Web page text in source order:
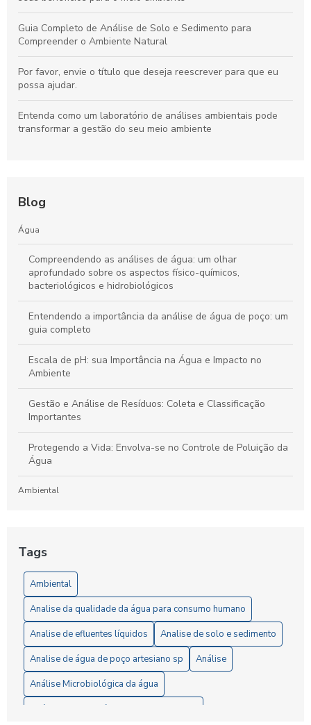
Guia Completo de Análise de Solo e Sedimento para
Compreender o Ambiente Natural
Por favor, envie o título que deseja reescrever para que eu
possa ajudar.
Entenda como um laboratório de análises ambientais pode
transformar a gestão do seu meio ambiente
Blog
Água
Compreendendo as análises de água: um olhar
aprofundado sobre os aspectos físico-químicos,
bacteriológicos e hidrobiológicos
Entendendo a importância da análise de água de poço: um
guia completo
Escala de pH: sua Importância na Água e Impacto no
Ambiente
Gestão e Análise de Resíduos: Coleta e Classificação
Importantes
Protegendo a Vida: Envolva-se no Controle de Poluição da
Água
Ambiental
5 Vantagens da Análise de Solo SP para Agricultores
6 Passos Essenciais para a Análise Microbiológica da Água
6 Razões para Investir em um Laboratório de Análise de
A Importância da Análise de Águas Residuais para Garantir
Tags
Ambiental
Analise da qualidade da água para consumo humano
Analise de efluentes líquidos
Analise de solo e sedimento
Analise de água de poço artesiano sp
Análise
Análise Microbiológica da água